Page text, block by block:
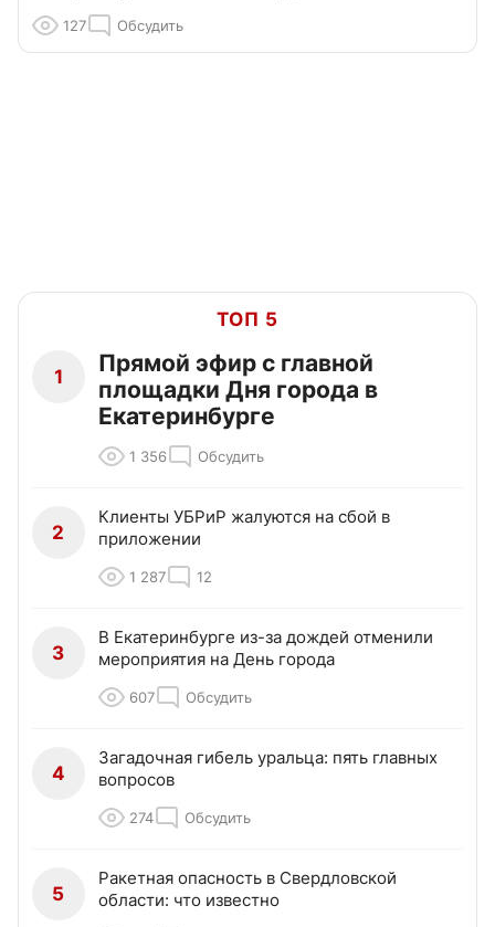
127 Обсудить
ТОП 5
1
Прямой эфир с главной
площадки Дня города в
Екатеринбурге
1 356 Обсудить
2
Клиенты УБРиР жалуются на сбой в
приложении
1 287 12
3
В Екатеринбурге из-за дождей отменили
мероприятия на День города
607 Обсудить
4
Загадочная гибель уральца: пять главных
вопросов
274 Обсудить
5
Ракетная опасность в Свердловской
области: что известно